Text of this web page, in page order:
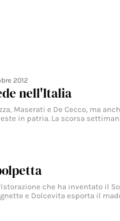
2012
nell'Italia
Maserati e De Cecco, ma
in patria. La scorsa
che ha inventato il
e Dolcevita esporta il